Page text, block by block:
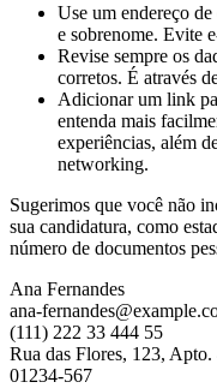
Use um endereço
e sobrenome. Evite
Revise sempre os
corretos. É através
Adicionar um link
entenda mais
experiências, além
networking.
Sugerimos que você não
sua candidatura, como
número de documentos
Ana Fernandes
ana-
(111) 222 33 444 55
Rua das Flores, 123,
01234-567